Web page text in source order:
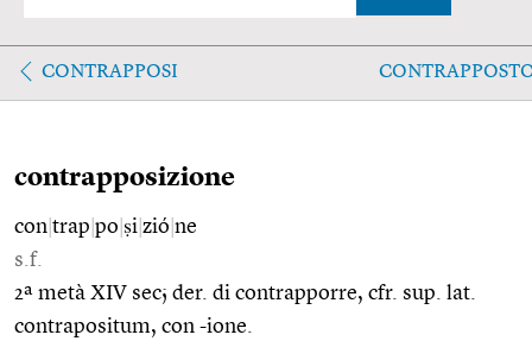
CONTRAPPOSI
contrapposizione
con trap po ṣi zió ne
s.f.
2ª metà XIV sec; der. di contrapporre, cfr. sup. lat.
contrapositum, con -ione.